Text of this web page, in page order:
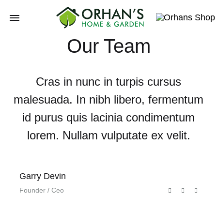
Home
Our Team
Cras in nunc in turpis cursus
malesuada. In nibh libero, fermentum
id purus quis lacinia condimentum
lorem. Nullam vulputate ex velit.
Garry Devin
Founder / Ceo